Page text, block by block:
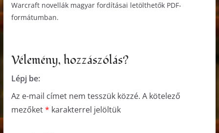
Warcraft novellák magyar fordításai letölthetők PDF-
formátumban.
Vélemény, hozzászólás?
Lépj be:
Az e-mail címet nem tesszük közzé. A kötelező
mezőket* karakterrel jelöltük